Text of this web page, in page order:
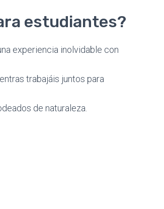
estudiantes?
experiencia inolvidable con
trabajáis juntos para
de naturaleza.